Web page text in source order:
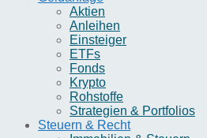
Aktien
Anleihen
Einsteiger
ETFs
Fonds
Krypto
Rohstoffe
Strategien & Portfolios
Steuern & Recht